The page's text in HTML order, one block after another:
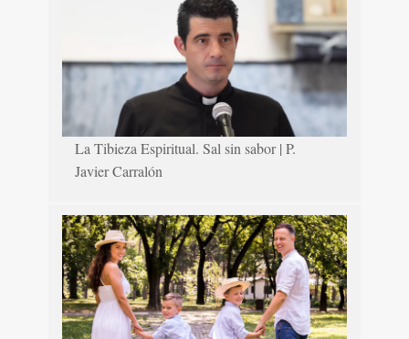
La Tibieza Espiritual. Sal sin sabor | P.
Javier Carralón